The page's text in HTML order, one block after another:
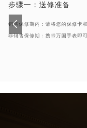
步骤一： 送修准备
销售保修期内：请将您的保修卡
非销售保修期：携带万国手表即可